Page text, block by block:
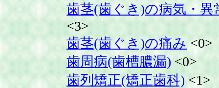
歯茎(歯ぐき)の病気・異
<3>
歯茎(歯ぐき)の痛み<0>
歯周病(歯槽膿漏) <0>
歯列矯正(矯正歯科) <1>